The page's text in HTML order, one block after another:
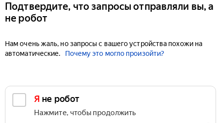
Подтвердите, что запросы отправляли вы, а
не робот
Нам очень жаль, но запросы с вашего устройства похожи на
автоматические.
Почему это могло произойти?
Я не робот
Нажмите, чтобы продолжить